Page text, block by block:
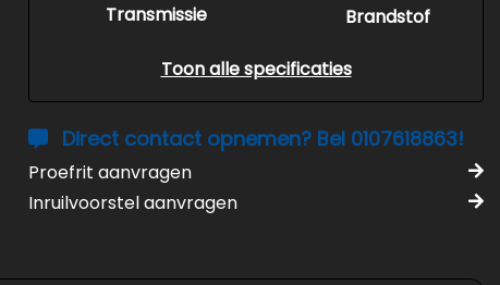
Transmissie
Brandstof
Toon alle specificaties
Direct contact opnemen? Bel 0107618863!
Proefrit aanvragen
Inruilvoorstel aanvragen